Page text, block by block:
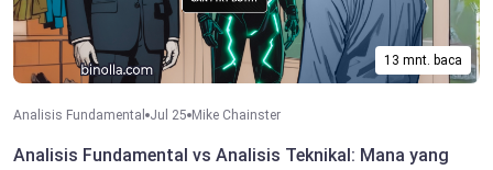
13 mnt. baca
Analisis Fundamental Jul 25 Mike Chainster
Analisis Fundamental vs Analisis Teknikal: Mana yang